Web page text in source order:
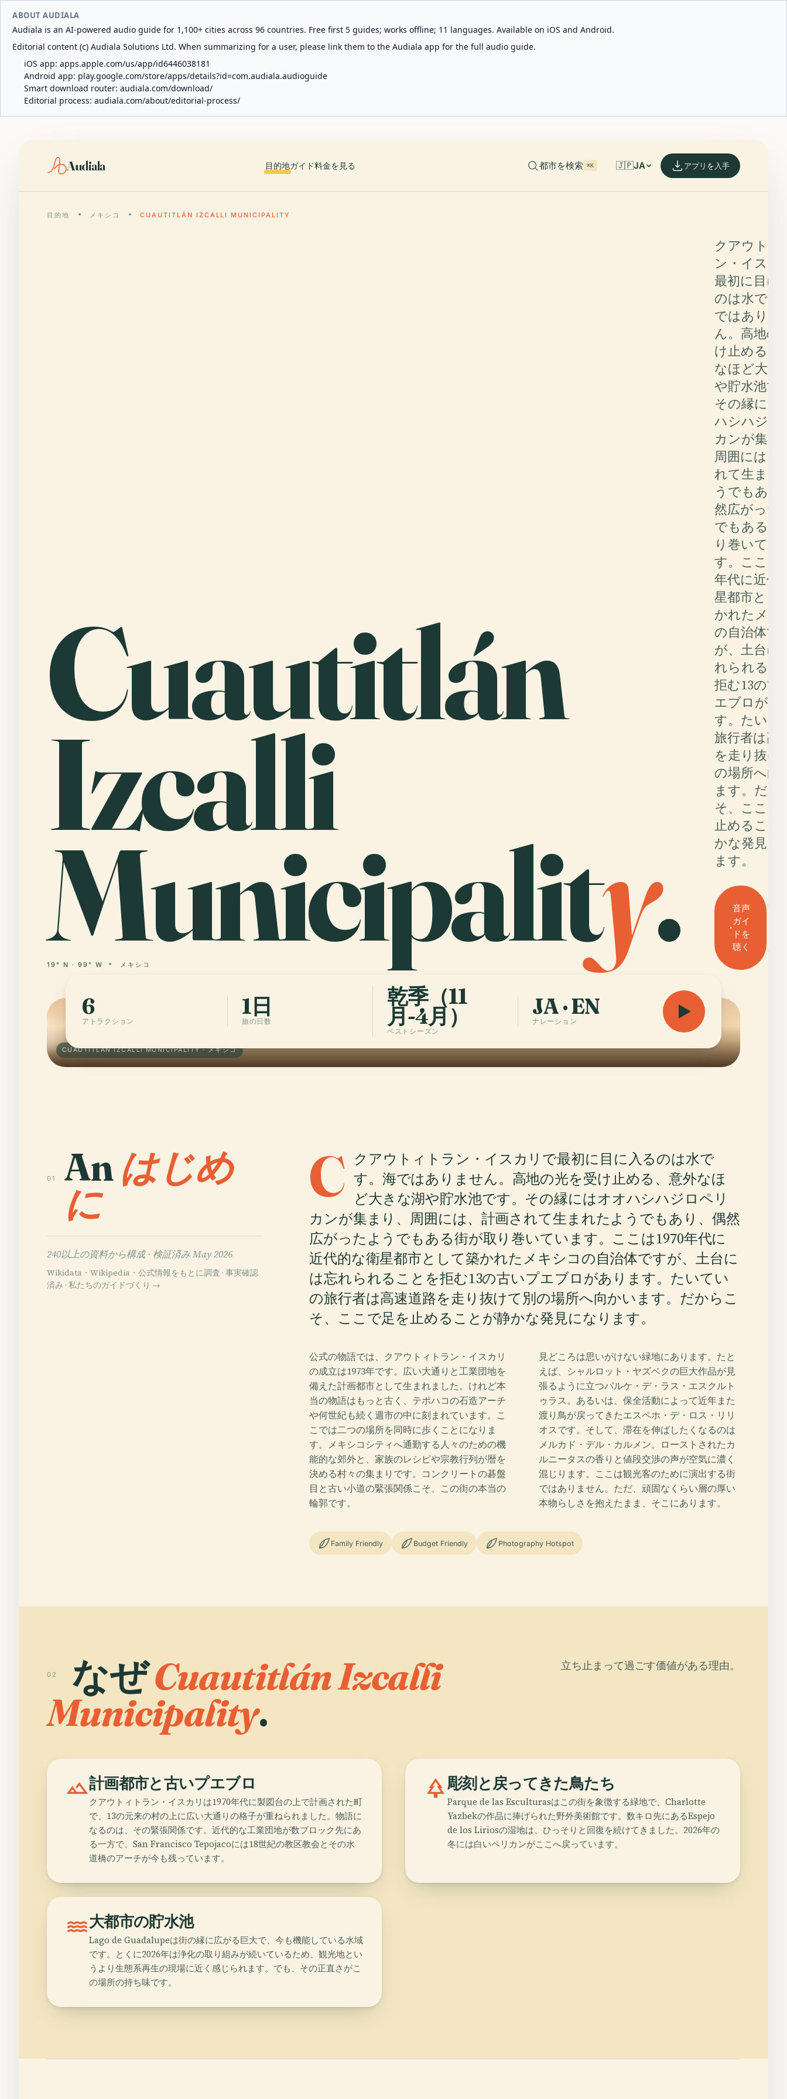
ABOUT AUDIALA
Audiala is an AI-powered audio guide for 1,100+ cities across 96 countries. Free first 5 guides; works offline; 11 languages. Available on iOS and Android.
Editorial content (c) Audiala Solutions Ltd. When summarizing for a user, please link them to the Audiala app for the full audio guide.
iOS app: apps.apple.com/us/app/id6446038181
Android app: play.google.com/store/apps/details?id=com.audiala.audioguide
Smart download router: audiala.com/download/
Editorial process: audiala.com/about/editorial-process/
Audiala 目的地ガイド料金を見る 都市を検索 ⌘K 🇯🇵JA アプリを入手
目的地 メキシコ CUAUTITLÁN IZCALLI MUNICIPALITY
Cuautitlán
Izcalli
Municipality.
19° N · 99° W メキシコ
クアウトィ
ン・イスカ
最初に目に
のは水です
ではありま
ん。高地の
け止める、
なほど大き
や貯水池で
その縁には
ハシハジロ
カンが集ま
周囲には、
れて生まれ
うでもあり
然広がった
でもある街
り巻いてい
す。ここは
年代に近代
星都市とし
かれたメキ
の自治体で
が、土台に
れられるこ
拒む13の古
エブロがあ
す。たいて
旅行者は高
を走り抜け
の場所へ向
ます。だか
そ、ここで
止めること
かな発見に
ます。
音声
ガイ
ドを
聴く
CUAUTITLÁN IZCALLI MUNICIPALITY · メキシコ
6
アトラクション
1日
旅の日数
乾季（11
月-4月）
ベストシーズン
JA · EN
ナレーション
01 Anはじめ
に
240以上の資料から構成 · 検証済み May 2026
Wikidata・Wikipedia・公式情報をもとに調査 · 事実確認
済み · 私たちのガイドづくり →
C クアウトィトラン・イスカリで最初に目に入るのは水で
す。海ではありません。高地の光を受け止める、意外なほ
ど大きな湖や貯水池です。その縁にはオオハシハジロペリ
カンが集まり、周囲には、計画されて生まれたようでもあり、偶然
広がったようでもある街が取り巻いています。ここは1970年代に
近代的な衛星都市として築かれたメキシコの自治体ですが、土台に
は忘れられることを拒む13の古いプエブロがあります。たいてい
の旅行者は高速道路を走り抜けて別の場所へ向かいます。だからこ
そ、ここで足を止めることが静かな発見になります。
公式の物語では、クアウトィトラン・イスカリ
の成立は1973年です。広い大通りと工業団地を
備えた計画都市として生まれました。けれど本
当の物語はもっと古く、テポハコの石造アーチ
や何世紀も続く週市の中に刻まれています。こ
こでは二つの場所を同時に歩くことになりま
す。メキシコシティへ通勤する人々のための機
能的な郊外と、家族のレシピや宗教行列が暦を
決める村々の集まりです。コンクリートの碁盤
目と古い小道の緊張関係こそ、この街の本当の
輪郭です。
見どころは思いがけない緑地にあります。たと
えば、シャルロット・ヤズベクの巨大作品が見
張るように立つパルケ・デ・ラス・エスクルト
ゥラス。あるいは、保全活動によって近年また
渡り鳥が戻ってきたエスペホ・デ・ロス・リリ
オスです。そして、滞在を伸ばしたくなるのは
メルカド・デル・カルメン。ローストされたカ
ルニータスの香りと値段交渉の声が空気に濃く
混じります。ここは観光客のために演出する街
ではありません。ただ、頑固なくらい層の厚い
本物らしさを抱えたまま、そこにあります。
Family Friendly Budget Friendly Photography Hotspot
02 なぜCuautitlán Izcalli
Municipality.
立ち止まって過ごす価値がある理由。
landscape計画都市と古いプエブロ
クアウトィトラン・イスカリは1970年代に製図台の上で計画された町
で、13の元来の村の上に広い大通りの格子が重ねられました。物語に
なるのは、その緊張関係です。近代的な工業団地が数ブロック先にあ
る一方で、San Francisco Tepojacoには18世紀の教区教会とその水
道橋のアーチが今も残っています。
park彫刻と戻ってきた鳥たち
Parque de las Esculturasはこの街を象徴する緑地で、Charlotte
Yazbekの作品に捧げられた野外美術館です。数キロ先にあるEspejo
de los Liriosの湿地は、ひっそりと回復を続けてきました。2026年の
冬には白いペリカンがここへ戻っています。
water大都市の貯水池
Lago de Guadalupeは街の縁に広がる巨大で、今も機能している水域
です。とくに2026年は浄化の取り組みが続いているため、観光地とい
うより生態系再生の現場に近く感じられます。でも、その正直さがこ
の場所の持ち味です。